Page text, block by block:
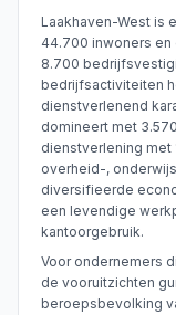
Laakhaven-West is
44.700 inwoners
8.700
bedrijfsactiviteiten
dienstverlenend
domineert met
dienstverlening met
overheid-,
diversifieerde
een levendige
kantoorgebruik.
Voor ondernemers
de vooruitzichten
beroepsbevolking